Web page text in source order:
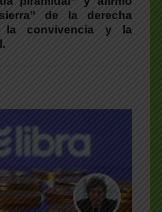
de la derecha
la convivencia y la